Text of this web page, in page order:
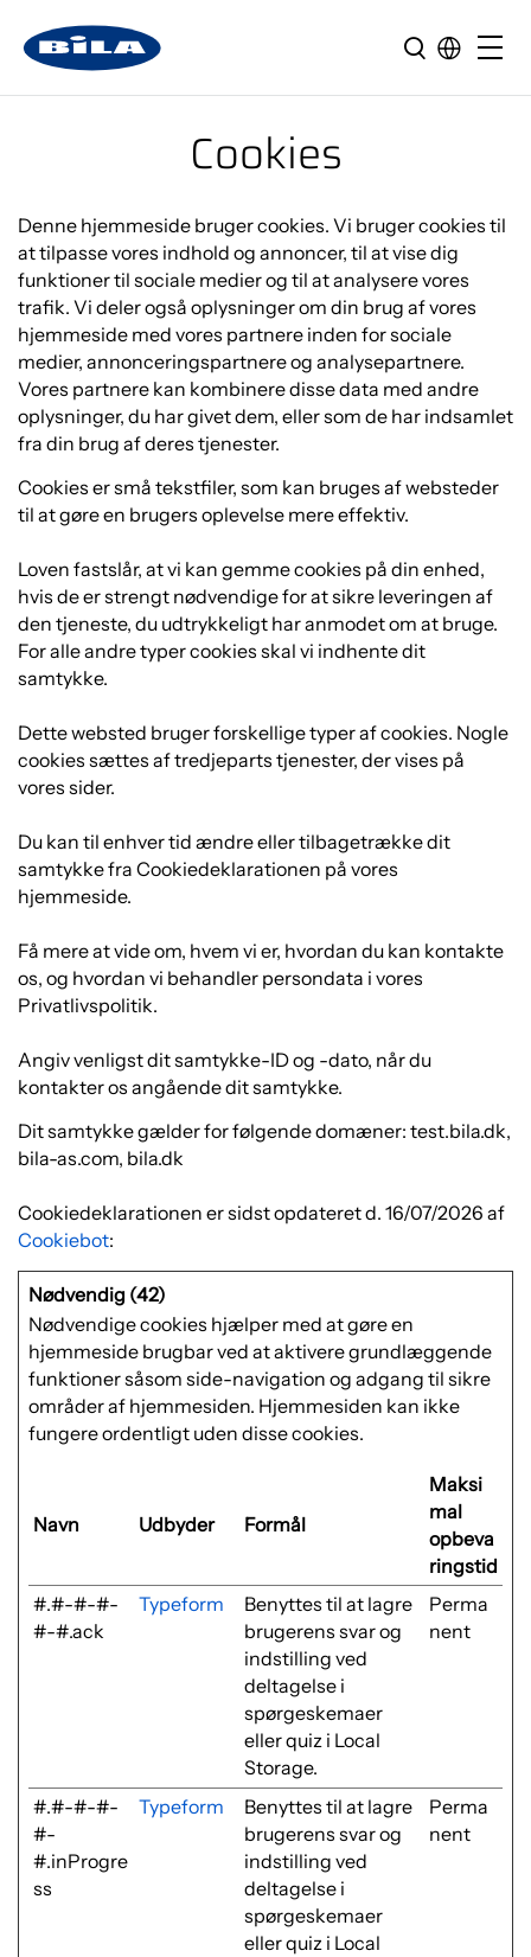
Cookies
Denne hjemmeside bruger cookies. Vi bruger cookies til
at tilpasse vores indhold og annoncer, til at vise dig
funktioner til sociale medier og til at analysere vores
trafik. Vi deler også oplysninger om din brug af vores
hjemmeside med vores partnere inden for sociale
medier, annonceringspartnere og analysepartnere.
Vores partnere kan kombinere disse data med andre
oplysninger, du har givet dem, eller som de har indsamlet
fra din brug af deres tjenester.
Cookies er små tekstfiler, som kan bruges af websteder
til at gøre en brugers oplevelse mere effektiv.
Loven fastslår, at vi kan gemme cookies på din enhed,
hvis de er strengt nødvendige for at sikre leveringen af
den tjeneste, du udtrykkeligt har anmodet om at bruge.
For alle andre typer cookies skal vi indhente dit
samtykke.
Dette websted bruger forskellige typer af cookies. Nogle
cookies sættes af tredjeparts tjenester, der vises på
vores sider.
Du kan til enhver tid ændre eller tilbagetrække dit
samtykke fra Cookiedeklarationen på vores
hjemmeside.
Få mere at vide om, hvem vi er, hvordan du kan kontakte
os, og hvordan vi behandler persondata i vores
Privatlivspolitik.
Angiv venligst dit samtykke-ID og -dato, når du
kontakter os angående dit samtykke.
Dit samtykke gælder for følgende domæner: test.bila.dk,
bila-as.com, bila.dk
Cookiedeklarationen er sidst opdateret d. 16/07/2026 af
Cookiebot:
Nødvendig (42)
Nødvendige cookies hjælper med at gøre en
hjemmeside brugbar ved at aktivere grundlæggende
funktioner såsom side-navigation og adgang til sikre
områder af hjemmesiden. Hjemmesiden kan ikke
fungere ordentligt uden disse cookies.
Navn Udbyder Formål
Maksi
mal
opbeva
ringstid
#.#-#-#-
#-#.ack
Typeform
Benyttes til at lagre
brugerens svar og
indstilling ved
deltagelse i
spørgeskemaer
eller quiz i Local
Storage.
Perma
nent
#.#-#-#-
#-
#.inProgre
ss
Typeform
Benyttes til at lagre
brugerens svar og
indstilling ved
deltagelse i
spørgeskemaer
eller quiz i Local
Perma
nent